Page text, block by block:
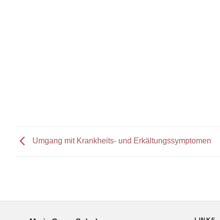
Umgang mit Krankheits- und Erkältungssymptomen